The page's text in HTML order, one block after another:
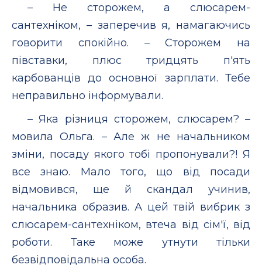
– Не сторожем, а слюсарем-
сантехніком, – заперечив я, намагаючись
говорити спокійно. – Сторожем на
півставки, плюс тридцять п'ять
карбованців до основної зарплати. Тебе
неправильно інформували.
– Яка різниця сторожем, слюсарем? –
мовила Ольга. – Але ж не начальником
зміни, посаду якого тобі пропонували?! Я
все знаю. Мало того, що від посади
відмовився, ще й скандал учинив,
начальника образив. А цей твій вибрик з
слюсарем-сантехніком, втеча від сім'ї, від
роботи. Таке може утнути тільки
безвідповідальна особа.